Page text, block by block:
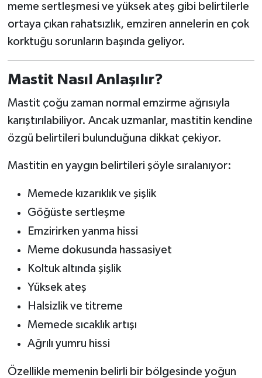
meme sertleşmesi ve yüksek ateş gibi belirtilerle
ortaya çıkan rahatsızlık, emziren annelerin en çok
korktuğu sorunların başında geliyor.
Mastit Nasıl Anlaşılır?
Mastit çoğu zaman normal emzirme ağrısıyla
karıştırılabiliyor. Ancak uzmanlar, mastitin kendine
özgü belirtileri bulunduğuna dikkat çekiyor.
Mastitin en yaygın belirtileri şöyle sıralanıyor:
Memede kızarıklık ve şişlik
Göğüste sertleşme
Emzirirken yanma hissi
Meme dokusunda hassasiyet
Koltuk altında şişlik
Yüksek ateş
Halsizlik ve titreme
Memede sıcaklık artışı
Ağrılı yumru hissi
Özellikle memenin belirli bir bölgesinde yoğun